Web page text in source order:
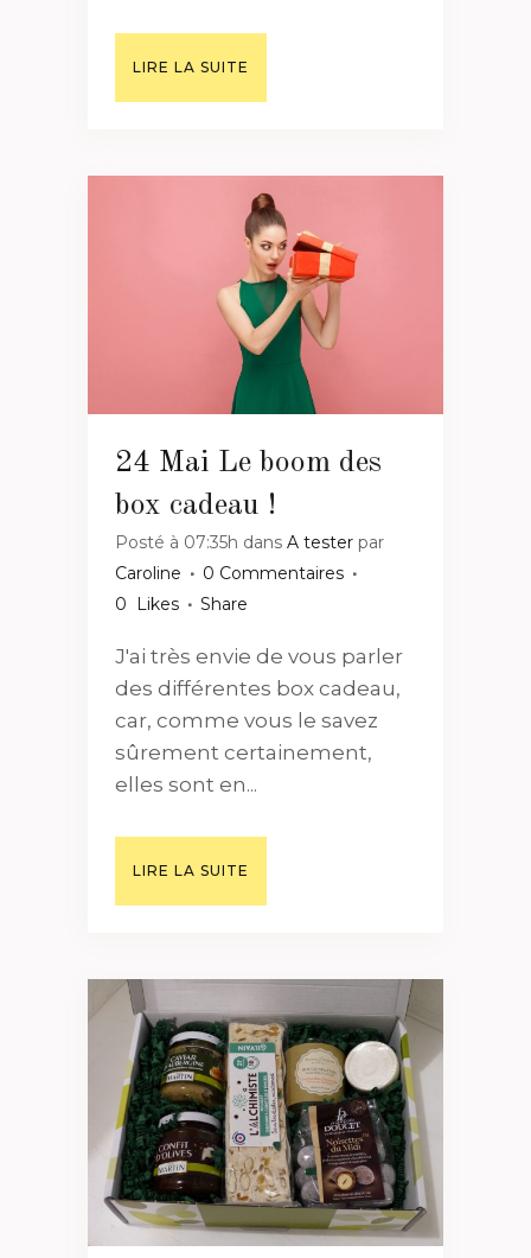
LIRE LA SUITE
24 Mai Le boom des
box cadeau !
Posté à 07:35h dans A tester par
Caroline
0 Commentaires
0
Likes Share
J'ai très envie de vous parler
des différentes box cadeau,
car, comme vous le savez
sûrement certainement,
elles sont en...
LIRE LA SUITE